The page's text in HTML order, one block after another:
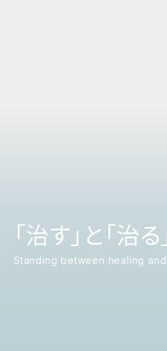
「治す」と「治
Standing between healing